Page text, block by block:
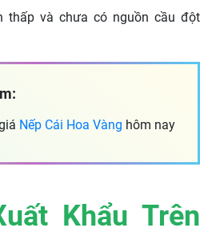
thấp và chưa có nguồn cầu đột
Nếp Cái Hoa Vàng hôm nay
Khẩu Trên